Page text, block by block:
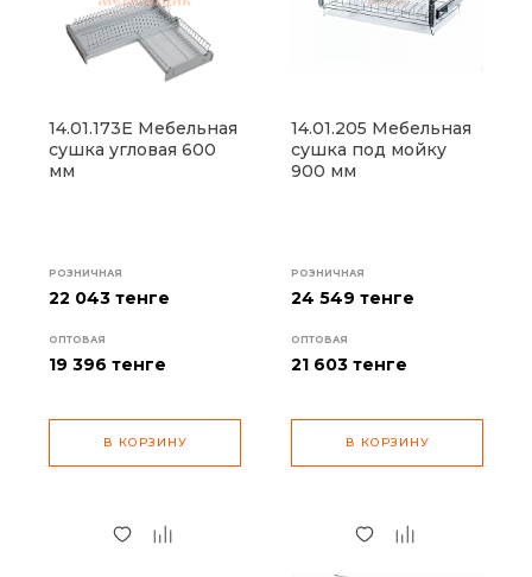
14.01.173Е Мебельная
сушка угловая 600
мм
РОЗНИЧНАЯ
22 043 тенге
ОПТОВАЯ
19 396 тенге
В КОРЗИНУ
14.01.205 Мебельная
сушка под мойку
900 мм
РОЗНИЧНАЯ
24 549 тенге
ОПТОВАЯ
21 603 тенге
В КОРЗИНУ